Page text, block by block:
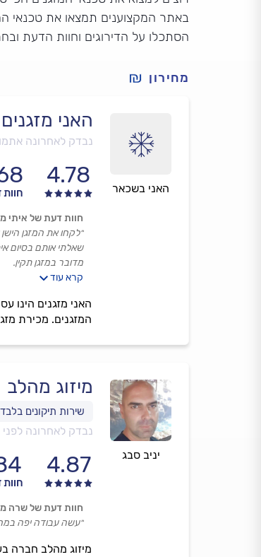
באתר המקצוענים תמצאו את טכנאי
הסתכלו על הדירוגים וחוות הדעת
מחירון
האני בשכאר
האני מזגנים
נבדק לאחרונה
4.78
האני מזגנים הינו
המזגנים. מכירת
חוות דעת של איתי
״לקחו את המזגן הישן
שאלתי אותם בסיום
מדובר במזגן תקין.
ההתקנה עצמה
קרא עוד
יניב סבג
מיזוג מהלב
נבדק לאחרונה לפני 4 ימים
4.87
חוות דעת של שרה
״עשה עבודה יפה